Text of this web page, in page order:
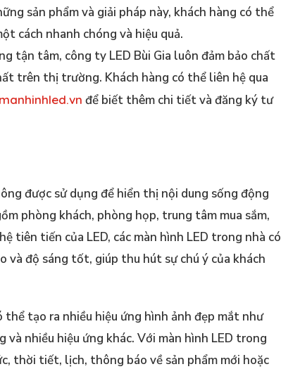
sản phẩm và giải pháp này, khách hàng có thể
cách nhanh chóng và hiệu quả.
tận tâm, công ty LED Bùi Gia luôn đảm bảo chất
trên thị trường. Khách hàng có thể liên hệ qua
để biết thêm chi tiết và đăng ký tư
được sử dụng để hiển thị nội dung sống động
phòng khách, phòng họp, trung tâm mua sắm,
tiên tiến của LED, các màn hình LED trong nhà có
và độ sáng tốt, giúp thu hút sự chú ý của khách
thể tạo ra nhiều hiệu ứng hình ảnh đẹp mắt như
nhiều hiệu ứng khác. Với màn hình LED trong
thời tiết, lịch, thông báo về sản phẩm mới hoặc